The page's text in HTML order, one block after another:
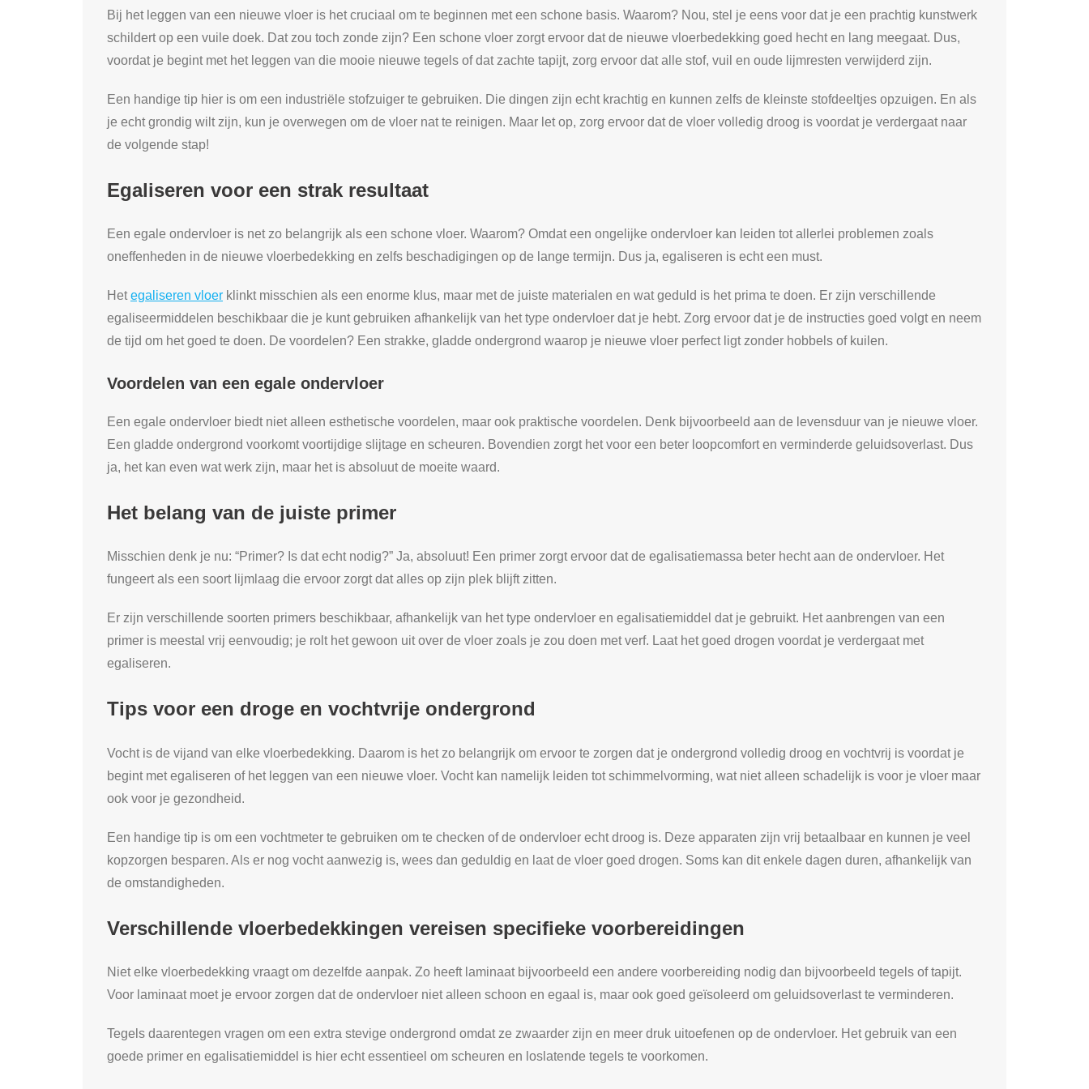
Bij het leggen van een nieuwe vloer is het cruciaal om te beginnen met een schone basis. Waarom? Nou, stel je eens voor dat je een prachtig kunstwerk
schildert op een vuile doek. Dat zou toch zonde zijn? Een schone vloer zorgt ervoor dat de nieuwe vloerbedekking goed hecht en lang meegaat. Dus,
voordat je begint met het leggen van die mooie nieuwe tegels of dat zachte tapijt, zorg ervoor dat alle stof, vuil en oude lijmresten verwijderd zijn.
Een handige tip hier is om een industriële stofzuiger te gebruiken. Die dingen zijn echt krachtig en kunnen zelfs de kleinste stofdeeltjes opzuigen. En als
je echt grondig wilt zijn, kun je overwegen om de vloer nat te reinigen. Maar let op, zorg ervoor dat de vloer volledig droog is voordat je verdergaat naar
de volgende stap!
Egaliseren voor een strak resultaat
Een egale ondervloer is net zo belangrijk als een schone vloer. Waarom? Omdat een ongelijke ondervloer kan leiden tot allerlei problemen zoals
oneffenheden in de nieuwe vloerbedekking en zelfs beschadigingen op de lange termijn. Dus ja, egaliseren is echt een must.
Hetegaliseren vloer klinkt misschien als een enorme klus, maar met de juiste materialen en wat geduld is het prima te doen. Er zijn verschillende
egaliseermiddelen beschikbaar die je kunt gebruiken afhankelijk van het type ondervloer dat je hebt. Zorg ervoor dat je de instructies goed volgt en neem
de tijd om het goed te doen. De voordelen? Een strakke, gladde ondergrond waarop je nieuwe vloer perfect ligt zonder hobbels of kuilen.
Voordelen van een egale ondervloer
Een egale ondervloer biedt niet alleen esthetische voordelen, maar ook praktische voordelen. Denk bijvoorbeeld aan de levensduur van je nieuwe vloer.
Een gladde ondergrond voorkomt voortijdige slijtage en scheuren. Bovendien zorgt het voor een beter loopcomfort en verminderde geluidsoverlast. Dus
ja, het kan even wat werk zijn, maar het is absoluut de moeite waard.
Het belang van de juiste primer
Misschien denk je nu: “Primer? Is dat echt nodig?” Ja, absoluut! Een primer zorgt ervoor dat de egalisatiemassa beter hecht aan de ondervloer. Het
fungeert als een soort lijmlaag die ervoor zorgt dat alles op zijn plek blijft zitten.
Er zijn verschillende soorten primers beschikbaar, afhankelijk van het type ondervloer en egalisatiemiddel dat je gebruikt. Het aanbrengen van een
primer is meestal vrij eenvoudig; je rolt het gewoon uit over de vloer zoals je zou doen met verf. Laat het goed drogen voordat je verdergaat met
egaliseren.
Tips voor een droge en vochtvrije ondergrond
Vocht is de vijand van elke vloerbedekking. Daarom is het zo belangrijk om ervoor te zorgen dat je ondergrond volledig droog en vochtvrij is voordat je
begint met egaliseren of het leggen van een nieuwe vloer. Vocht kan namelijk leiden tot schimmelvorming, wat niet alleen schadelijk is voor je vloer maar
ook voor je gezondheid.
Een handige tip is om een vochtmeter te gebruiken om te checken of de ondervloer echt droog is. Deze apparaten zijn vrij betaalbaar en kunnen je veel
kopzorgen besparen. Als er nog vocht aanwezig is, wees dan geduldig en laat de vloer goed drogen. Soms kan dit enkele dagen duren, afhankelijk van
de omstandigheden.
Verschillende vloerbedekkingen vereisen specifieke voorbereidingen
Niet elke vloerbedekking vraagt om dezelfde aanpak. Zo heeft laminaat bijvoorbeeld een andere voorbereiding nodig dan bijvoorbeeld tegels of tapijt.
Voor laminaat moet je ervoor zorgen dat de ondervloer niet alleen schoon en egaal is, maar ook goed geïsoleerd om geluidsoverlast te verminderen.
Tegels daarentegen vragen om een extra stevige ondergrond omdat ze zwaarder zijn en meer druk uitoefenen op de ondervloer. Het gebruik van een
goede primer en egalisatiemiddel is hier echt essentieel om scheuren en loslatende tegels te voorkomen.